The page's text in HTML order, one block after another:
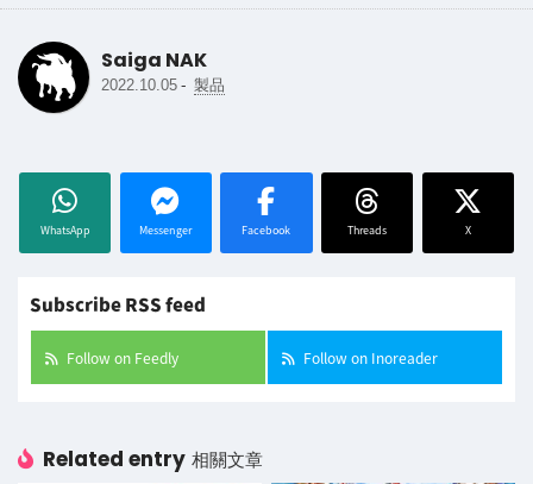
Saiga NAK
2022.10.05 - 製品
WhatsApp Messenger Facebook Threads X
Subscribe RSS feed
Follow on Feedly Follow on Inoreader
Related entry 相關文章